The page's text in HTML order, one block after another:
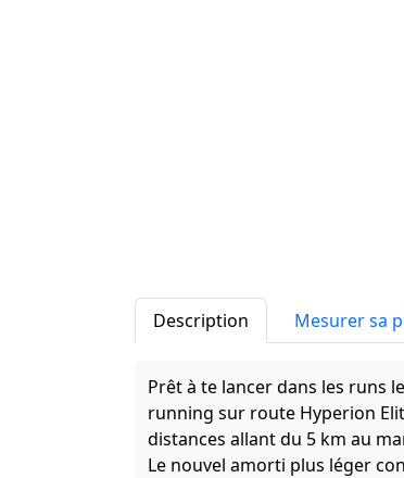
Description Mesurer sa
Prêt à te lancer dans les runs
running sur route Hyperion
distances allant du 5 km au
Le nouvel amorti plus léger